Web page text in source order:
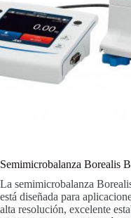
Semimicrobalanza Borealis
La semimicrobalanza
está diseñada para
alta resolución, excelente